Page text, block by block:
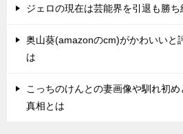
ジェロの現在は芸能界を引退も勝ち
奥山葵(amazonのcm)がかわいいと
は
こっちのけんとの妻画像や馴れ初
真相とは